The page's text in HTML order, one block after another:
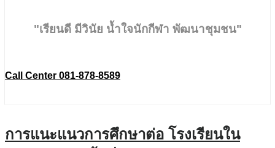
"เรียนดี มีวินัย น้ำใจนักกีฬา พัฒนาชุมชน"
Call Center 081-878-8589
การแนะแนวการศึกษาต่อ โรงเรียนใน